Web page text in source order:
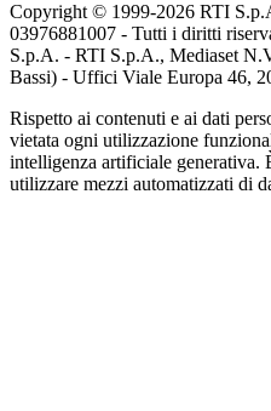
Copyright © 1999-2026 RTI
03976881007 - Tutti i diritti
S.p.A. - RTI S.p.A., Mediaset
Bassi) - Uffici Viale Europa 46,
Rispetto ai contenuti e ai dati
vietata ogni utilizzazione
intelligenza artificiale generativa.
utilizzare mezzi automatizzati di